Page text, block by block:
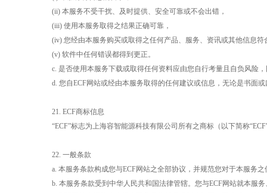
(ii) 本服务不受干扰、及时提供、安全可靠或不会出错，
(iii) 使用本服务取得之结果正确可靠，
(iv) 您经由本服务购买或取得之任何产品、服务、资讯或其他信息符
(v) 软件中任何错误都得到更正。
c. 是否使用本服务下载或取得任何资料应由您自行考量且自负风险
d. 您自ECF网站或经由本服务取得的任何建议或信息，无论是书面
21. ECF商标信息
“ECF”标志为上海容智能源科技有限公司所有之商标（以下简称“ECF
22. 一般条款
a. 本服务条款构成您与ECF网站之全部协议，并规范您对于本服务
b. 本服务条款受到中华人民共和国法律管辖。您与ECF网站就本服